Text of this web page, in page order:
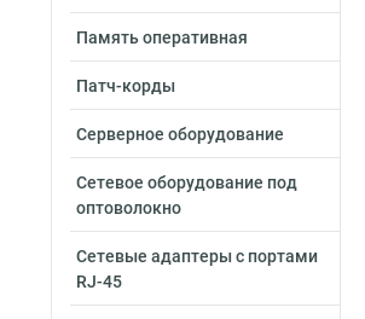
Память оперативная
Патч-корды
Серверное оборудование
Сетевое оборудование под
оптоволокно
Сетевые адаптеры с портами
RJ-45